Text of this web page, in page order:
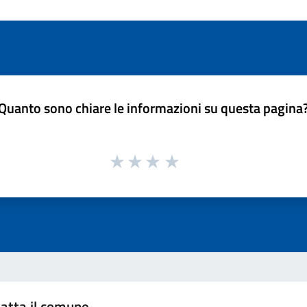
sono chiare le informazioni su questa